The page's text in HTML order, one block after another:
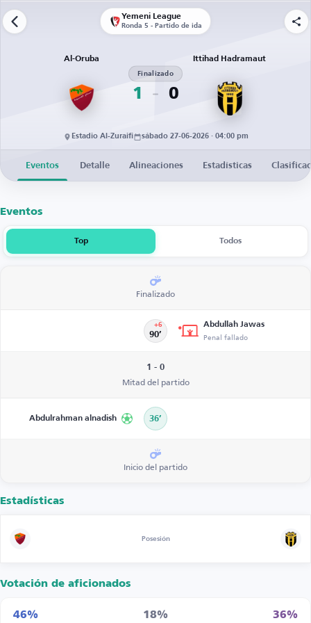
Yemeni League
Ronda 5 - Partido de ida
Al-Oruba
1
Finalizado
0
Ittihad Hadramaut
Estadio Al-Zuraifi sábado 27-06-2026 · 04:00 pm
Eventos Detalle Alineaciones Estadísticas
Eventos
Top Todos
Finalizado
90’
+6 Abdullah Jawas
Penal fallado
1 - 0
Mitad del partido
Abdulrahman alnadish 36’
Inicio del partido
Estadísticas
Posesión
Votación de aficionados
46% 18% 36%